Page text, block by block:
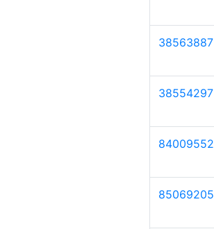
38563887
38554297
84009552
85069205